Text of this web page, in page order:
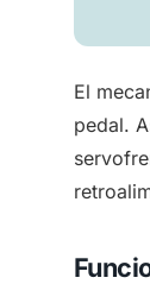
El
pedal.